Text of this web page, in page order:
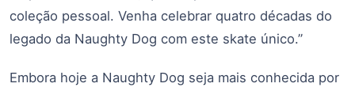
coleção pessoal. Venha celebrar quatro décadas do
legado da Naughty Dog com este skate único.”
Embora hoje a Naughty Dog seja mais conhecida por